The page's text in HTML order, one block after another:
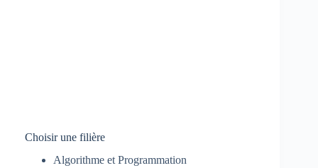
Choisir une filière
Algorithme et Programmation